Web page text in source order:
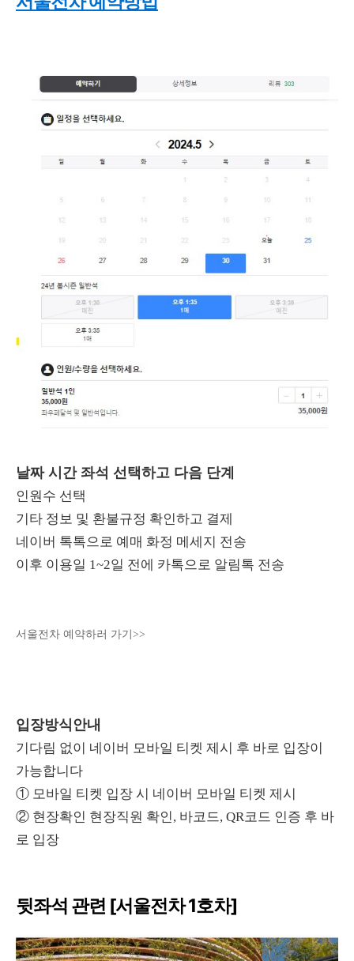
날짜 시간 좌석 선택하고 다음 단계
인원수 선택
기타 정보 및 환불규정 확인하고 결제
네이버 톡톡으로 예매 화정 메세지 전송
이후 이용일 1~2일 전에 카톡으로 알림톡 전송
서울전차 예약하러 가기>>
입장방식안내
기다림 없이 네이버 모바일 티켓 제시 후 바로 입장이
가능합니다
① 모바일 티켓 입장 시 네이버 모바일 티켓 제시
② 현장확인 현장직원 확인, 바코드, QR코드 인증 후 바
로 입장
뒷좌석 관련 [서울전차 1호차]